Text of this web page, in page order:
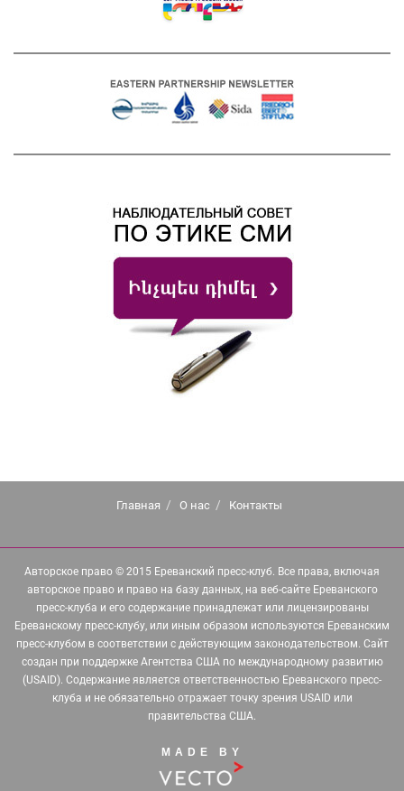
Главная О нас Контакты
Авторское право © 2015 Ереванский пресс-клуб. Все права, включая
авторское право и право на базу данных, на веб-сайте Ереванского
пресс-клуба и его содержание принадлежат или лицензированы
Ереванскому пресс-клубу, или иным образом используются Ереванским
пресс-клубом в соответствии с действующим законодательством. Сайт
создан при поддержке Агентства США по международному развитию
(USAID). Содержание является ответственностью Ереванского пресс-
клуба и не обязательно отражает точку зрения USAID или
правительства США.
MADE BY